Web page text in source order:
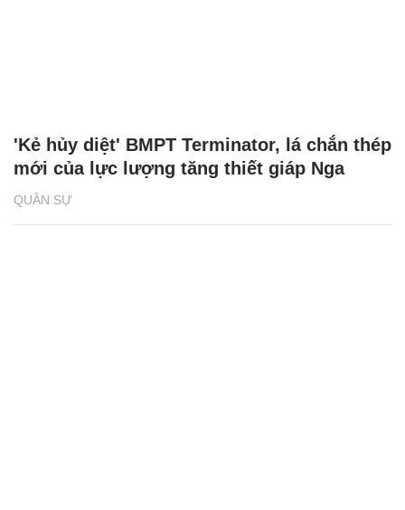
QUÂN SỰ
'Kẻ hủy diệt' BMPT Terminator, lá chắn thép
mới của lực lượng tăng thiết giáp Nga